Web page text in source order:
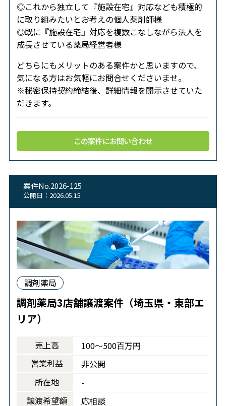
◎これから独立して『施設在宅』対応なども積極的
に取り組みたいとお考えの個人薬剤師様
◎既に『施設在宅』対応を複数こなしながら法人を
成長させている薬局経営者様
どちらにもメリットのある案件かと思いますので、
気になる方はお気軽にお問合せくださいませ。
※秘密保持契約締結後、詳細情報を開示させていた
だきます。
この案件にお問い合わせ
案件No.2026-125
公開日：2026.05.15
調剤薬局
調剤薬局3店舗譲渡案件（埼玉県・東部エ
リア）
売上高
100～500百万円
営業利益
非公開
所在地
-
譲渡希望額
応相談